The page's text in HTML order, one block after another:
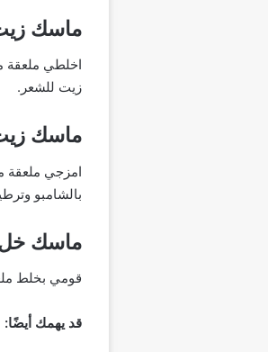
ماسك زيت
زيت للشعر.
ماسك
امزجي ملعقة
بالشامبو
ماسك خل
قومي بخلط
قد يهمك أيضًا: